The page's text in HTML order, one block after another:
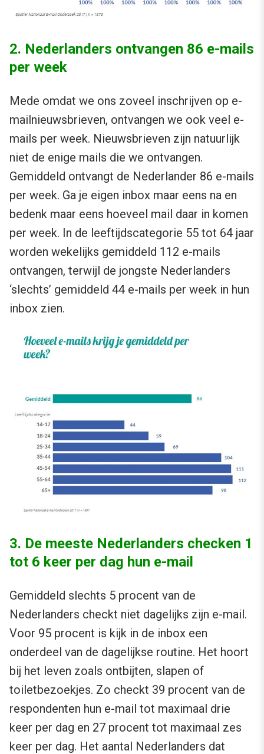
2. Nederlanders ontvangen 86 e-mails
per week
Mede omdat we ons zoveel inschrijven op e-
mailnieuwsbrieven, ontvangen we ook veel e-
mails per week. Nieuwsbrieven zijn natuurlijk
niet de enige mails die we ontvangen.
Gemiddeld ontvangt de Nederlander 86 e-mails
per week. Ga je eigen inbox maar eens na en
bedenk maar eens hoeveel mail daar in komen
per week. In de leeftijdscategorie 55 tot 64 jaar
worden wekelijks gemiddeld 112 e-mails
ontvangen, terwijl de jongste Nederlanders
‘slechts’ gemiddeld 44 e-mails per week in hun
inbox zien.
3. De meeste Nederlanders checken 1
tot 6 keer per dag hun e-mail
Gemiddeld slechts 5 procent van de
Nederlanders checkt niet dagelijks zijn e-mail.
Voor 95 procent is kijk in de inbox een
onderdeel van de dagelijkse routine. Het hoort
bij het leven zoals ontbijten, slapen of
toiletbezoekjes. Zo checkt 39 procent van de
respondenten hun e-mail tot maximaal drie
keer per dag en 27 procent tot maximaal zes
keer per dag. Het aantal Nederlanders dat